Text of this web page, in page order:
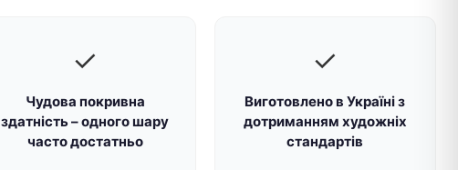
✓
Чудова покривна
здатність – одного шару
часто достатньо
✓
Виготовлено в Україні з
дотриманням художніх
стандартів